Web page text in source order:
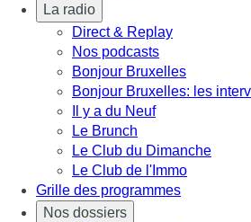
La radio
Direct & Replay
Nos podcasts
Bonjour Bruxelles
Bonjour Bruxelles: les
Il y a du Neuf
Le Brunch
Le Club du Dimanche
Le Club de l'Immo
Grille des programmes
Nos dossiers